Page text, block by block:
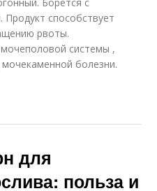
способствует
рвоты.
системы ,
болезни.
для
польза и